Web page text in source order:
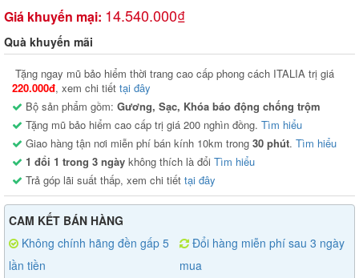
Giá khuyến mại: 14.540.000₫
Quà khuyến mãi
Tặng ngay mũ bảo hiểm thời trang cao cấp phong cách ITALIA trị giá
220.000đ, xem chi tiết tại đây
Bộ sản phẩm gồm: Gương, Sạc, Khóa báo động chống trộm
Tặng mũ bảo hiểm cao cấp trị giá 200 nghìn đồng. Tìm hiểu
Giao hàng tận nơi miễn phí bán kính 10km trong 30 phút. Tìm hiểu
1 đổi 1 trong 3 ngày không thích là đổi Tìm hiểu
Trả góp lãi suất thấp, xem chi tiết tại đây
CAM KẾT BÁN HÀNG
Không chính hãng đền gấp 5
lần tiền
Đổi hàng miễn phí sau 3 ngày
mua